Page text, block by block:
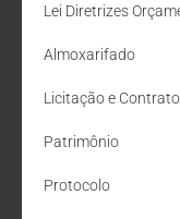
Lei Diretrizes
Almoxarifado
Licitação e
Patrimônio
Protocolo